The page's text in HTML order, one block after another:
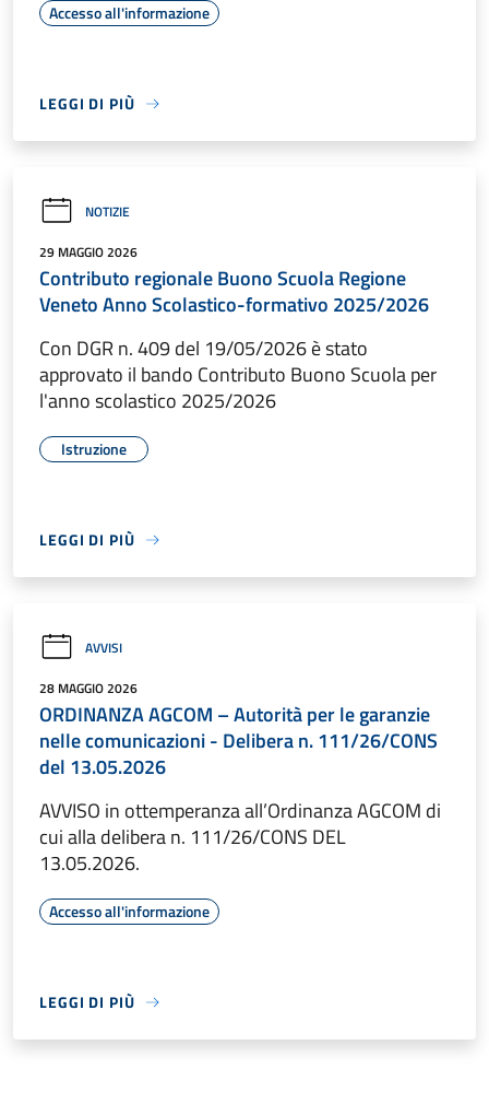
Accesso all'informazione
LEGGI DI PIÙ
NOTIZIE
29 MAGGIO 2026
Contributo regionale Buono Scuola Regione
Veneto Anno Scolastico-formativo 2025/2026
Con DGR n. 409 del 19/05/2026 è stato
approvato il bando Contributo Buono Scuola per
l'anno scolastico 2025/2026
Istruzione
LEGGI DI PIÙ
AVVISI
28 MAGGIO 2026
ORDINANZA AGCOM – Autorità per le garanzie
nelle comunicazioni - Delibera n. 111/26/CONS
del 13.05.2026
AVVISO in ottemperanza all’Ordinanza AGCOM di
cui alla delibera n. 111/26/CONS DEL
13.05.2026.
Accesso all'informazione
LEGGI DI PIÙ